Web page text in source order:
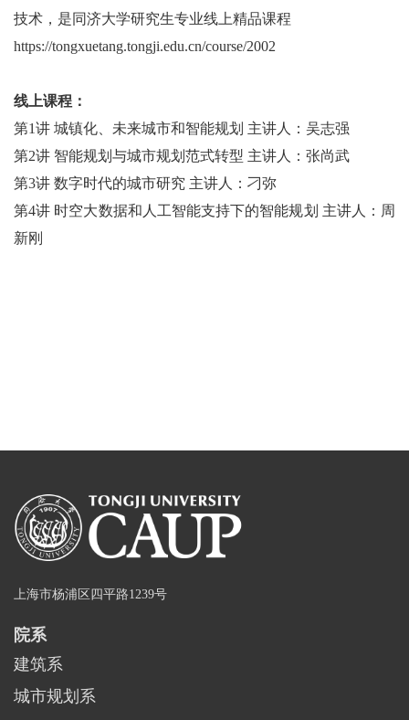
技术，是同济大学研究生专业线上精品课程
https://tongxuetang.tongji.edu.cn/course/2002
线上课程：
第1讲 城镇化、未来城市和智能规划 主讲人：吴志强
第2讲 智能规划与城市规划范式转型 主讲人：张尚武
第3讲 数字时代的城市研究 主讲人：刁弥
第4讲 时空大数据和人工智能支持下的智能规划 主讲人：周
新刚
上海市杨浦区四平路1239号
院系
建筑系
城市规划系